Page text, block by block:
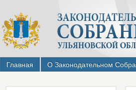
Главная О Законодательном